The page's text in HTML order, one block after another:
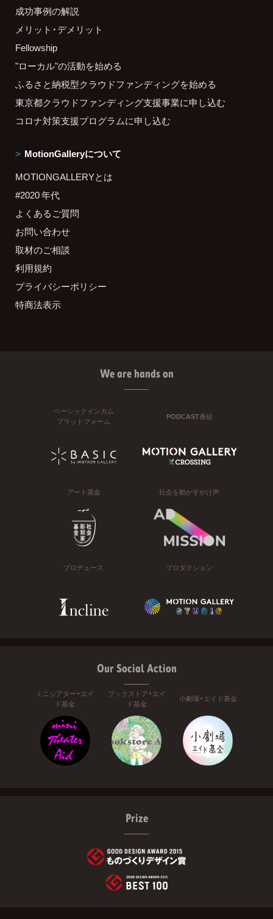
成功事例の解説
メリット・デメリット
Fellowship
"ローカル"の活動を始める
ふるさと納税型クラウドファンディングを始める
東京都クラウドファンディング支援事業に申し込む
コロナ対策支援プログラムに申し込む
MotionGalleryについて
MOTIONGALLERYとは
#2020 年代
よくあるご質問
お問い合わせ
取材のご相談
利用規約
プライバシーポリシー
特商法表示
We are hands on
ベーシックインカム
プラットフォーム
PODCAST番組
アート基金 社会を動かすかけ声
プロデュース プロダクション
Our Social Action
ミニシアター・エイ
ド基金
ブックストア・エイ
ド基金
小劇場・エイド基金
Prize